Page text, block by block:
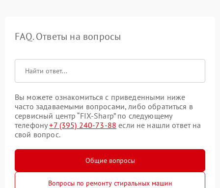
FAQ. Ответы на вопросы
Вы можете ознакомиться с приведенными ниже
часто задаваемыми вопросами, либо обратиться в
сервисный центр “FIX-Sharp” по следующему
телефону+7 (395) 240-73-88 если не нашли ответ на
свой вопрос.
Общие вопросы
Вопросы по ремонту стиральных машин